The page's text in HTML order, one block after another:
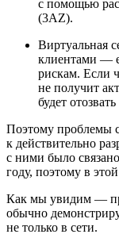
с помощью
(3AZ).
Виртуальная
клиентами —
рискам. Если
не получит
будет
Поэтому проблемы
к действительно
с ними было
году, поэтому в
Как мы увидим —
обычно
не только в сети.